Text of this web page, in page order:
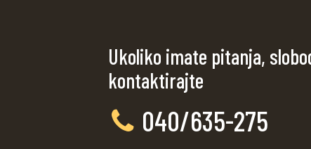
Ukoliko imate pitanja,
kontaktirajte
040/635-275